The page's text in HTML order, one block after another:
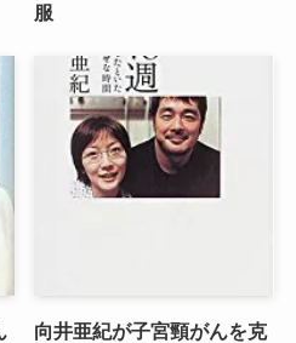
服
向井亜紀が子宮頸がんを克